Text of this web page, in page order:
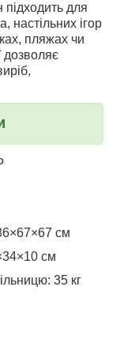
підходить для
настільних ігор
пляжах чи
дозволяє
см
см
35 кг